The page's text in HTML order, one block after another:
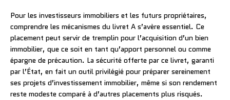
Pour les investisseurs immobiliers et les futurs propriétaires,
comprendre les mécanismes du livret A s’avère essentiel. Ce
placement peut servir de tremplin pour l’acquisition d’un bien
immobilier, que ce soit en tant qu’apport personnel ou comme
épargne de précaution. La sécurité offerte par ce livret, garanti
par l’État, en fait un outil privilégié pour préparer sereinement
ses projets d’investissement immobilier, même si son rendement
reste modeste comparé à d’autres placements plus risqués.